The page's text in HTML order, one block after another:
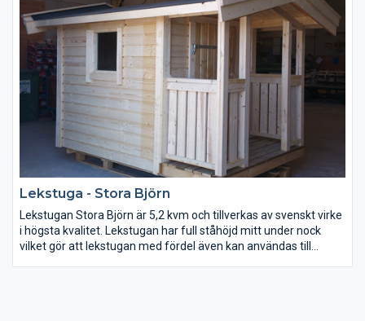
lekstugan är mellan 130 och 150cm vilket gör att den blir mer
anpassad för barn att vara i. Inred lekstugan med panel eller
gips för tapetsering. Välj till ett litet fönster i dörren så blir den
mer lik en friggebod.
Lekstuga - Stora Björn
Lekstugan Stora Björn är 5,2 kvm och tillverkas av svenskt virke
i högsta kvalitet. Lekstugan har full ståhöjd mitt under nock
vilket gör att lekstugan med fördel även kan användas till